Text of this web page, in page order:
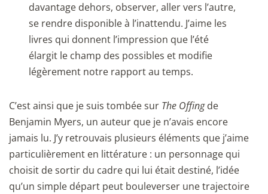
davantage dehors, observer, aller vers l’autre,
se rendre disponible à l’inattendu. J’aime les
livres qui donnent l’impression que l’été
élargit le champ des possibles et modifie
légèrement notre rapport au temps.
C’est ainsi que je suis tombée sur The Offingde
Benjamin Myers, un auteur que je n’avais encore
jamais lu. J’y retrouvais plusieurs éléments que j’aime
particulièrement en littérature : un personnage qui
choisit de sortir du cadre qui lui était destiné, l’idée
qu’un simple départ peut bouleverser une trajectoire